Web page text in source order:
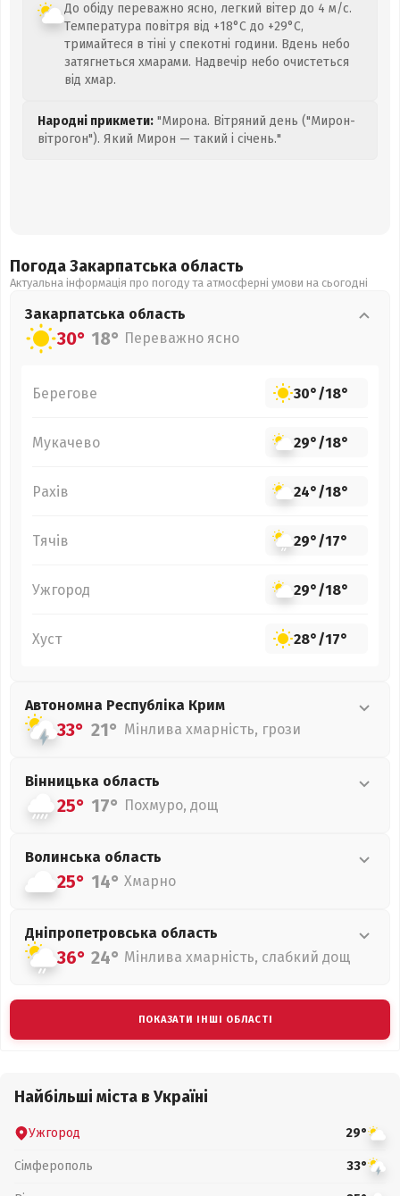
До обіду переважно ясно, легкий вітер до 4 м/с.
Температура повітря від +18°C до +29°C,
тримайтеся в тіні у спекотні години. Вдень небо
затягнеться хмарами. Надвечір небо очистеться
від хмар.
Народні прикмети: "Мирона. Вітряний день ("Мирон-
вітрогон"). Який Мирон — такий і січень."
Погода Закарпатська область
Актуальна інформація про погоду та атмосферні умови на сьогодні
Закарпатська область
30° 18° Переважно ясно
Берегове 30°/18°
Мукачево 29°/18°
Рахів 24°/18°
Тячів 29°/17°
Ужгород 29°/18°
Хуст 28°/17°
Автономна Республіка Крим
33° 21° Мінлива хмарність, грози
Вінницька область
25° 17° Похмуро, дощ
Волинська область
25° 14° Хмарно
Дніпропетровська область
36° 24° Мінлива хмарність, слабкий дощ
ПОКАЗАТИ ІНШІ ОБЛАСТІ
Найбільші міста в Україні
Ужгород 29°
Сімферополь 33°